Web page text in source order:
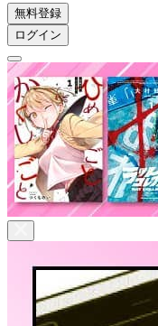
無料登録
ログイン